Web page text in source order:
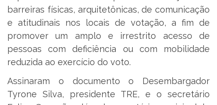
barreiras físicas, arquitetônicas, de comunicação
e atitudinais nos locais de votação, a fim de
promover um amplo e irrestrito acesso de
pessoas com deficiência ou com mobilidade
reduzida ao exercício do voto.
Assinaram o documento o Desembargador
Tyrone Silva, presidente TRE, e o secretário